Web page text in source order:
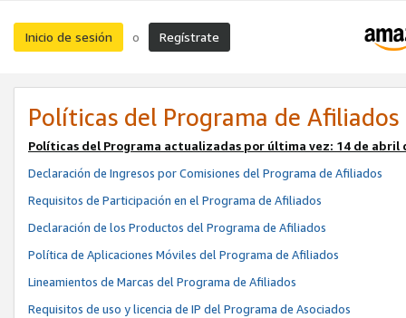
Inicio de sesión o Regístrate
Políticas del Programa de Afiliados
Políticas del Programa actualizadas por última vez: 14 de abril
Declaración de Ingresos por Comisiones del Programa de Afiliados
Requisitos de Participación en el Programa de Afiliados
Declaración de los Productos del Programa de Afiliados
Política de Aplicaciones Móviles del Programa de Afiliados
Lineamientos de Marcas del Programa de Afiliados
Requisitos de uso y licencia de IP del Programa de Asociados